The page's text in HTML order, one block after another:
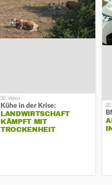
Kühe in der Krise:
LANDWIRTSCHAFT
KÄMPFT MIT
TROCKENHEIT